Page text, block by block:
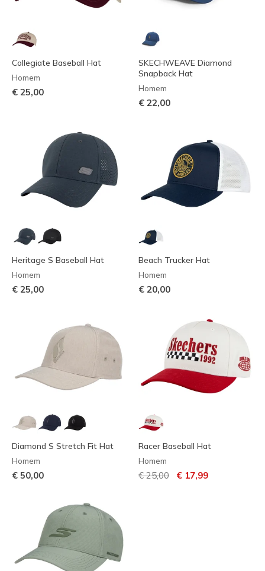
Collegiate Baseball Hat
Homem
€ 25,00
SKECHWEAVE Diamond
Snapback Hat
Homem
€ 22,00
Heritage S Baseball Hat
Homem
€ 25,00
Beach Trucker Hat
Homem
€ 20,00
Diamond S Stretch Fit Hat
Homem
€ 50,00
Racer Baseball Hat
Homem
Preço com desconto de
€ 25,00 para
€ 17,99